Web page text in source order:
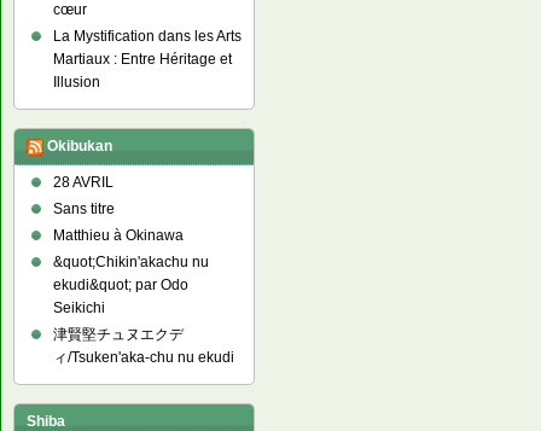
cœur
La Mystification dans les Arts
Martiaux : Entre Héritage et
Illusion
Okibukan
28 AVRIL
Sans titre
Matthieu à Okinawa
&quot;Chikin'akachu nu
ekudi&quot; par Odo
Seikichi
津賢堅チュヌエクデ
ィ/Tsuken'aka-chu nu ekudi
Shiba